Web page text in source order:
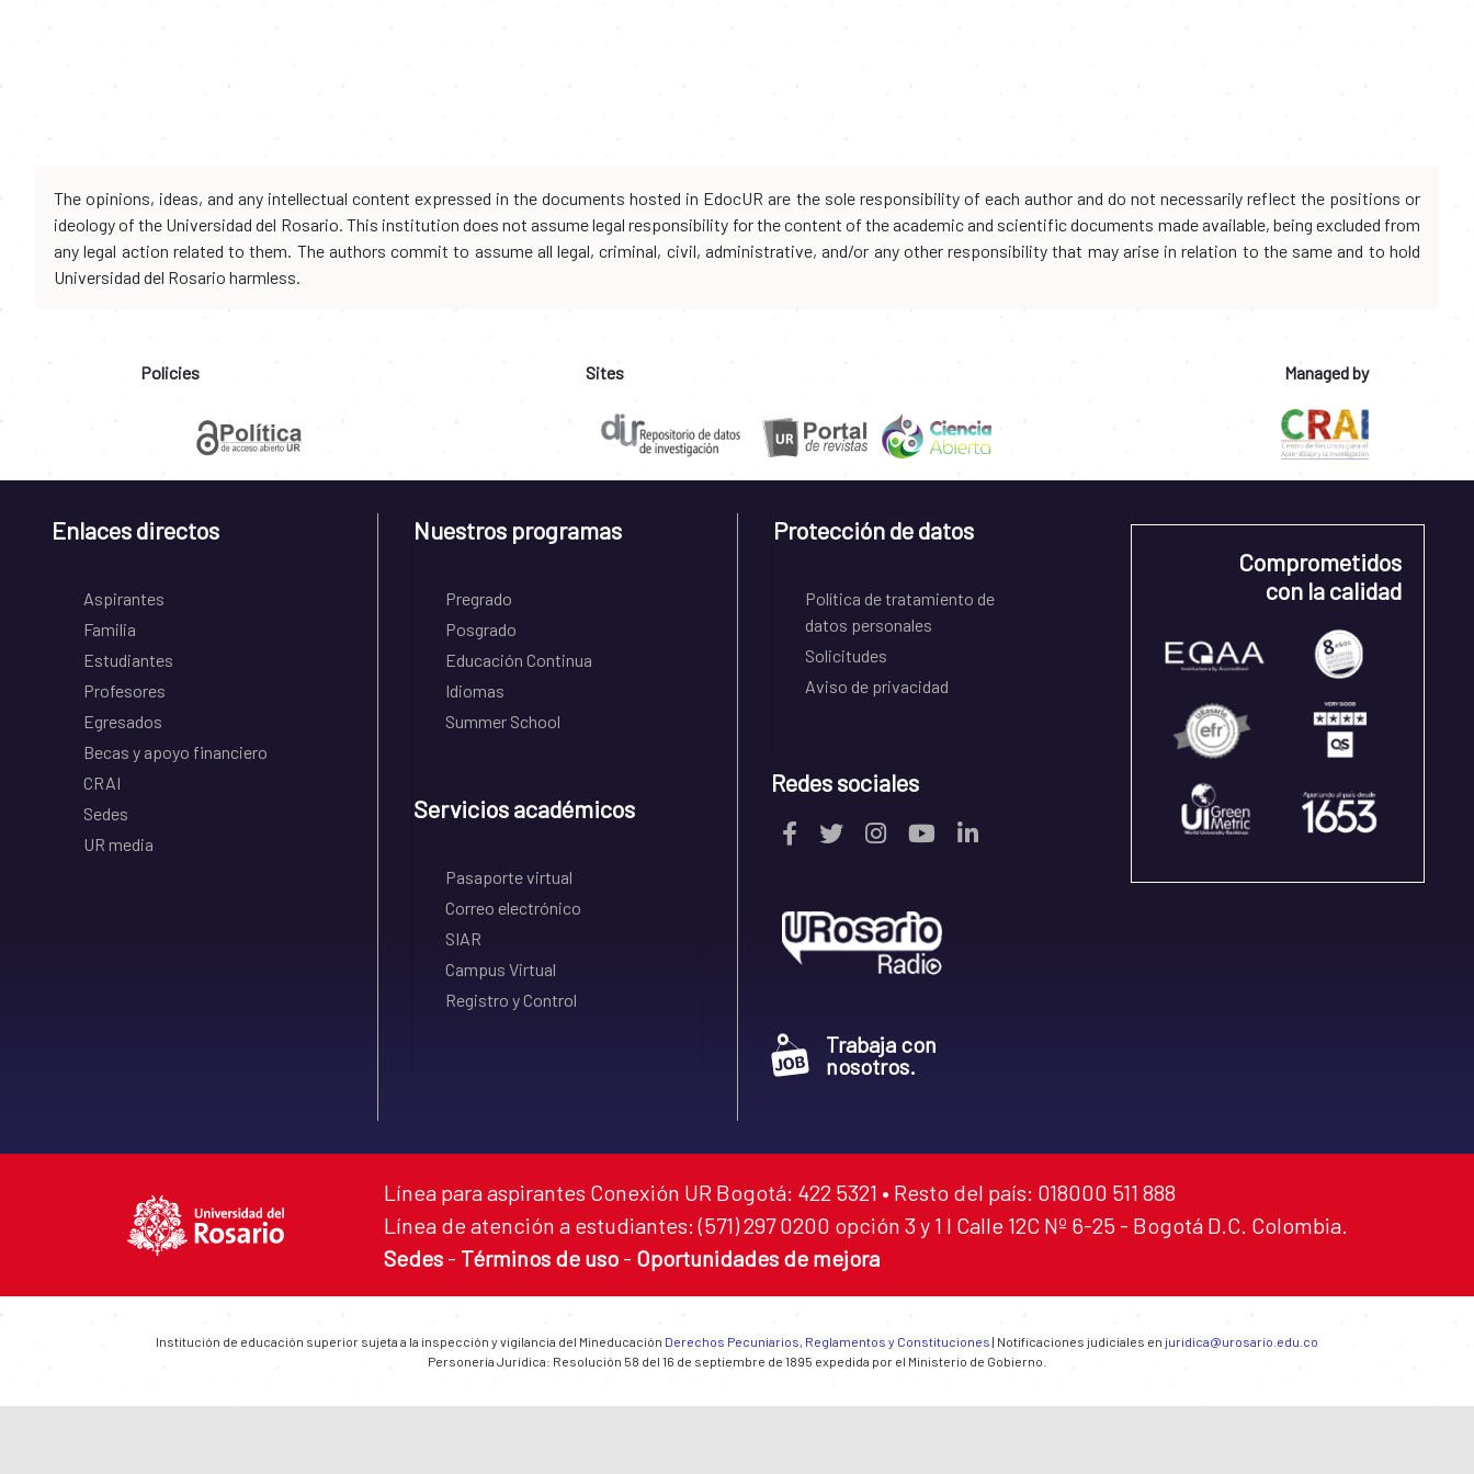
The opinions, ideas, and any intellectual content expressed in the documents hosted in EdocUR are the sole responsibility of each author and do not necessarily reflect the positions or
ideology of the Universidad del Rosario. This institution does not assume legal responsibility for the content of the academic and scientific documents made available, being excluded from
any legal action related to them. The authors commit to assume all legal, criminal, civil, administrative, and/or any other responsibility that may arise in relation to the same and to hold
Universidad del Rosario harmless.
Policies Sites Managed by
Enlaces directos
Aspirantes
Familia
Estudiantes
Profesores
Egresados
Becas y apoyo financiero
CRAI
Sedes
UR media
Nuestros programas
Pregrado
Posgrado
Educación Continua
Idiomas
Summer School
Servicios académicos
Pasaporte virtual
Correo electrónico
SIAR
Campus Virtual
Registro y Control
Protección de datos
Política de tratamiento de
datos personales
Solicitudes
Aviso de privacidad
Redes sociales
Trabaja con
nosotros.
Comprometidos
con la calidad
Línea para aspirantes Conexión UR Bogotá: 422 5321 • Resto del país: 018000 511 888
Línea de atención a estudiantes: (571) 297 0200 opción 3 y 1 I Calle 12C Nº 6-25 - Bogotá D.C. Colombia.
Sedes - Términos de uso - Oportunidades de mejora
Institución de educación superior sujeta a la inspección y vigilancia del Mineducación Derechos Pecuniarios, Reglamentos y Constituciones | Notificaciones judiciales en juridica@urosario.edu.co
Personería Jurídica: Resolución 58 del 16 de septiembre de 1895 expedida por el Ministerio de Gobierno.